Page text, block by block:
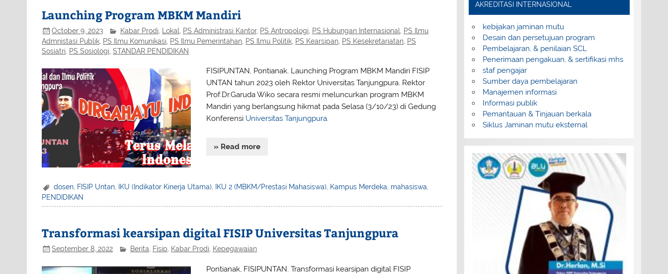
Launching Program MBKM Mandiri
October 9, 2023 Kabar Prodi Lokal PS Administrasi Kantor, PS Antropologi PS Hubungan Internasional
PS Ilmu
Admnistasi Publik, PS Ilmu Komunikasi, PS Ilmu Pemerintahan, PS Ilmu Politik, PS Kearsipan, PS Kesekretariatan, PS
Sosiatri, PS Sosiologi,STANDAR PENDIDIKAN
FISIPUNTAN, Pontianak. Launching Program MBKM Mandiri FISIP
UNTAN tahun 2023 oleh Rektor Universitas Tanjungpura. Rektor
Prof.Dr.Garuda Wiko secara resmi meluncurkan program MBKM
Mandiri yang berlangsung hikmat pada Selasa (3/10/23) di Gedung
Konferensi Universitas Tanjungpura.
» Read more
dosen FISIP Untan IKU (Indikator Kinerja Utama) IKU 2 (MBKM/Prestasi Mahasiswa) Kampus Merdeka mahasiswa
PENDIDIKAN
Transformasi kearsipan digital FISIP Universitas Tanjungpura
September 8, 2022 Berita Fisip Kabar Prodi Kepegawaian
Pontianak, FISIPUNTAN. Transformasi kearsipan digital FISIP
AKREDITASI INTERNASIONAL
kebijakan jaminan mutu
Desain dan persetujuan program
Pembelajaran, & penilaian SCL
Penerimaan pengakuan, & sertifikasi mhs
staf pengajar
Sumber daya pembelajaran
Manajemen informasi
Informasi publik
Pemantauan & Tinjauan berkala
Siklus Jaminan mutu eksternal